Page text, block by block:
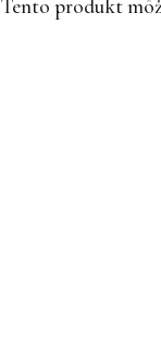
Tento produkt